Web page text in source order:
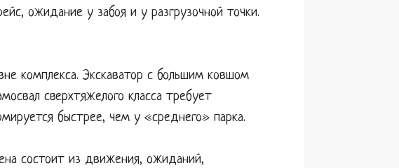
ожидание у забоя и у разгрузочной точки.
комплекса. Экскаватор с большим ковшом
сверхтяжелого класса требует
быстрее, чем у «среднего» парка.
состоит из движения, ожиданий,